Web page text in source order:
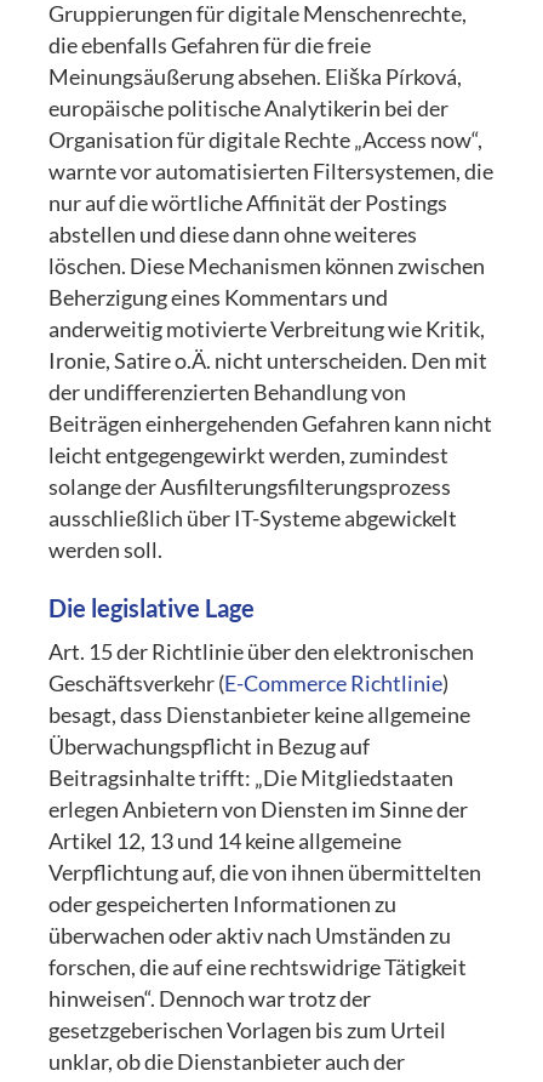
Gruppierungen für digitale Menschenrechte,
die ebenfalls Gefahren für die freie
Meinungsäußerung absehen. Eliška Pírková,
europäische politische Analytikerin bei der
Organisation für digitale Rechte „Access now“,
warnte vor automatisierten Filtersystemen, die
nur auf die wörtliche Affinität der Postings
abstellen und diese dann ohne weiteres
löschen. Diese Mechanismen können zwischen
Beherzigung eines Kommentars und
anderweitig motivierte Verbreitung wie Kritik,
Ironie, Satire o.Ä. nicht unterscheiden. Den mit
der undifferenzierten Behandlung von
Beiträgen einhergehenden Gefahren kann nicht
leicht entgegengewirkt werden, zumindest
solange der Ausfilterungsfilterungsprozess
ausschließlich über IT-Systeme abgewickelt
werden soll.
Die legislative Lage
Art. 15 der Richtlinie über den elektronischen
Geschäftsverkehr (E-Commerce Richtlinie)
besagt, dass Dienstanbieter keine allgemeine
Überwachungspflicht in Bezug auf
Beitragsinhalte trifft: „Die Mitgliedstaaten
erlegen Anbietern von Diensten im Sinne der
Artikel 12, 13 und 14 keine allgemeine
Verpflichtung auf, die von ihnen übermittelten
oder gespeicherten Informationen zu
überwachen oder aktiv nach Umständen zu
forschen, die auf eine rechtswidrige Tätigkeit
hinweisen“. Dennoch war trotz der
gesetzgeberischen Vorlagen bis zum Urteil
unklar, ob die Dienstanbieter auch der